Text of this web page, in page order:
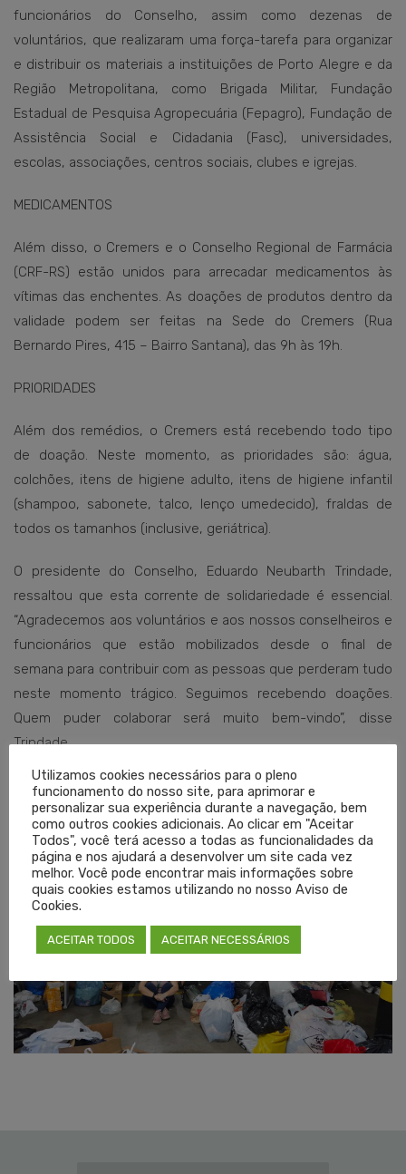
funcionários do Conselho, assim como dezenas de
voluntários, que realizaram uma força-tarefa para organizar
e distribuir os materiais a instituições de Porto Alegre e da
Região Metropolitana, como Brigada Militar, Fundação
Estadual de Pesquisa Agropecuária (Fepagro), Fundação de
Assistência Social e Cidadania (Fasc), universidades,
escolas, associações, centros sociais, clubes e igrejas.
MEDICAMENTOS
Além disso, o Cremers e o Conselho Regional de Farmácia
(CRF-RS) estão unidos para arrecadar medicamentos às
vítimas das enchentes. As doações de produtos dentro da
validade podem ser feitas na Sede do Cremers (Rua
Bernardo Pires, 415 – Bairro Santana), das 9h às 19h.
PRIORIDADES
Além dos remédios, o Cremers está recebendo todo tipo
de doação. Neste momento, as prioridades são: água,
colchões, itens de higiene adulto, itens de higiene infantil
(shampoo, sabonete, talco, lenço umedecido), fraldas de
todos os tamanhos (inclusive, geriátrica).
O presidente do Conselho, Eduardo Neubarth Trindade,
ressaltou que esta corrente de solidariedade é essencial.
“Agradecemos aos voluntários e aos nossos conselheiros e
funcionários que estão mobilizados desde o final de
semana para contribuir com as pessoas que perderam tudo
neste momento trágico. Seguimos recebendo doações.
Quem puder colaborar será muito bem-vindo”, disse
Trindade.
Texto: Jennifer Morsch
Edição e foto: Sílvia Lago
Utilizamos cookies necessários para o pleno
funcionamento do nosso site, para aprimorar e
personalizar sua experiência durante a navegação, bem
como outros cookies adicionais. Ao clicar em "Aceitar
Todos", você terá acesso a todas as funcionalidades da
página e nos ajudará a desenvolver um site cada vez
melhor. Você pode encontrar mais informações sobre
quais cookies estamos utilizando no nosso Aviso de
Cookies.
ACEITAR TODOS ACEITAR NECESSÁRIOS